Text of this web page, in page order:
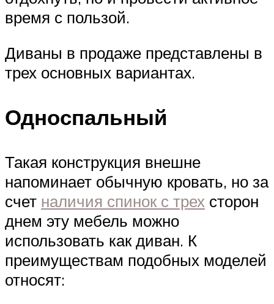
время с пользой.
Диваны в продаже представлены в
трех основных вариантах.
Односпальный
Такая конструкция внешне
напоминает обычную кровать, но за
счет наличия спинок с трех сторон
днем эту мебель можно
использовать как диван. К
преимуществам подобных моделей
относят: